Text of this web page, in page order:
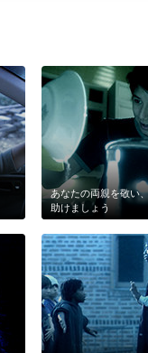
あなたの両親を敬い
助けましょう